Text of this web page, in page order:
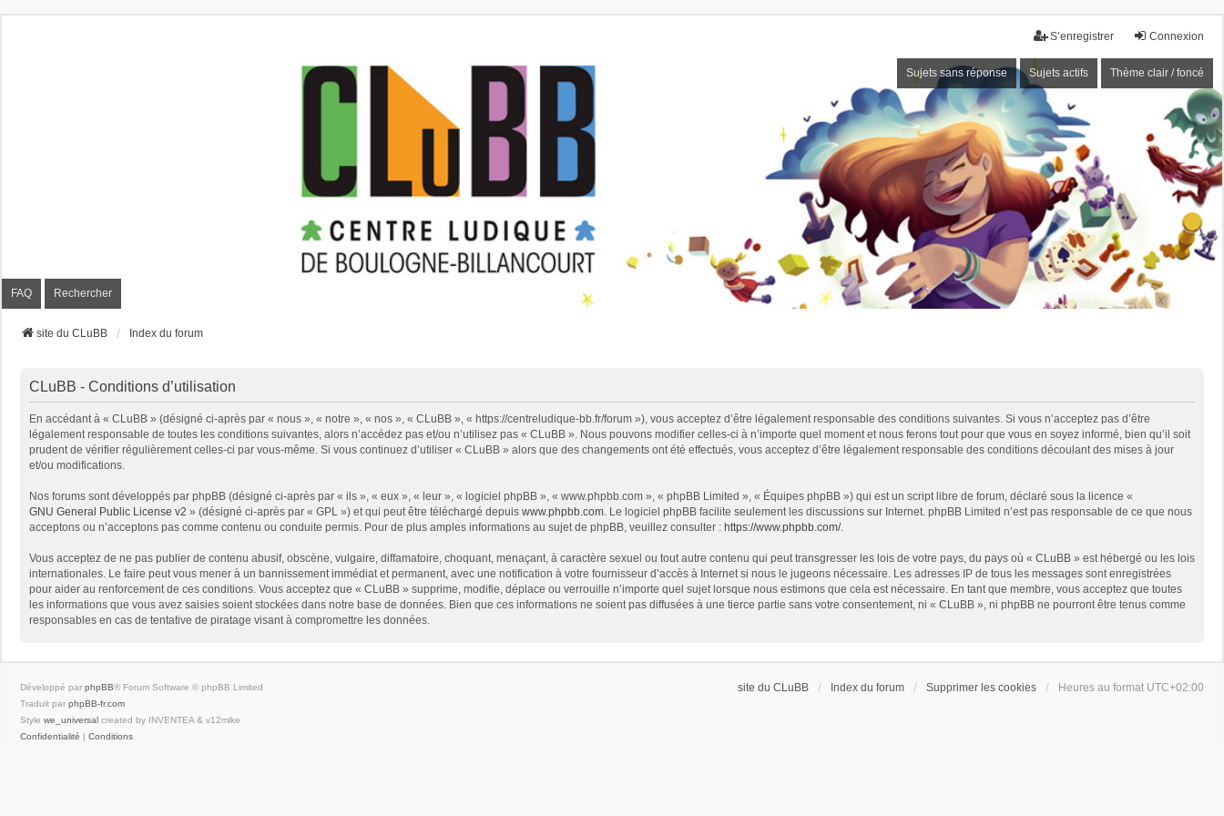
Connexion
S’enregistrer
Sujets sans réponse Sujets actifs Thème clair / foncé
FAQ Rechercher
site du CLuBB Index du forum
CLuBB - Conditions d’utilisation
En accédant à « CLuBB » (désigné ci-après par « nous », « notre », « nos », « CLuBB », « https://centreludique-bb.fr/forum »), vous acceptez d’être légalement responsable des conditions suivantes. Si vous n’acceptez pas d’être
légalement responsable de toutes les conditions suivantes, alors n’accédez pas et/ou n’utilisez pas « CLuBB ». Nous pouvons modifier celles-ci à n’importe quel moment et nous ferons tout pour que vous en soyez informé, bien qu’il soit
prudent de vérifier régulièrement celles-ci par vous-même. Si vous continuez d’utiliser « CLuBB » alors que des changements ont été effectués, vous acceptez d’être légalement responsable des conditions découlant des mises à jour
et/ou modifications.
Nos forums sont développés par phpBB (désigné ci-après par « ils », « eux », « leur », « logiciel phpBB », « www.phpbb.com », « phpBB Limited », « Équipes phpBB ») qui est un script libre de forum, déclaré sous la licence «
GNU General Public License v2 » (désigné ci-après par « GPL ») et qui peut être téléchargé depuis www.phpbb.com. Le logiciel phpBB facilite seulement les discussions sur Internet. phpBB Limited n’est pas responsable de ce que nous
acceptons ou n’acceptons pas comme contenu ou conduite permis. Pour de plus amples informations au sujet de phpBB, veuillez consulter : https://www.phpbb.com/.
Vous acceptez de ne pas publier de contenu abusif, obscène, vulgaire, diffamatoire, choquant, menaçant, à caractère sexuel ou tout autre contenu qui peut transgresser les lois de votre pays, du pays où « CLuBB » est hébergé ou les lois
internationales. Le faire peut vous mener à un bannissement immédiat et permanent, avec une notification à votre fournisseur d’accès à Internet si nous le jugeons nécessaire. Les adresses IP de tous les messages sont enregistrées
pour aider au renforcement de ces conditions. Vous acceptez que « CLuBB » supprime, modifie, déplace ou verrouille n’importe quel sujet lorsque nous estimons que cela est nécessaire. En tant que membre, vous acceptez que toutes
les informations que vous avez saisies soient stockées dans notre base de données. Bien que ces informations ne soient pas diffusées à une tierce partie sans votre consentement, ni « CLuBB », ni phpBB ne pourront être tenus comme
responsables en cas de tentative de piratage visant à compromettre les données.
site du CLuBB Index du forum Supprimer les cookies Heures au format UTC+02:00
Développé par phpBB® Forum Software © phpBB Limited
Traduit par phpBB-fr.com
Style we_universal created by INVENTEA & v12mike
Confidentialité | Conditions